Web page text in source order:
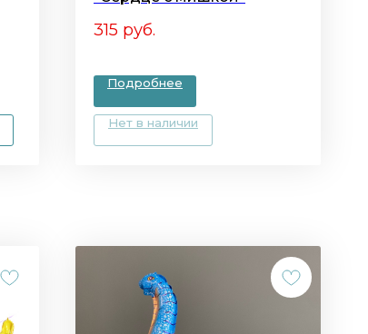
315 руб.
Подробнее
Нет в наличии